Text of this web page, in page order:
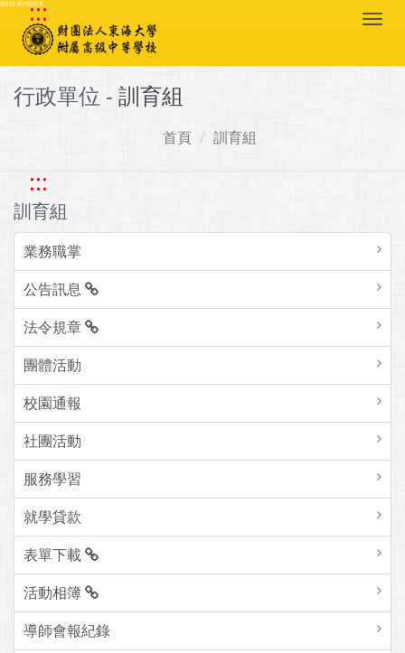
跳到主要內容區塊
:::
行政單位 - 訓育組
首頁 訓育組
:::
訓育組
業務職掌
公告訊息
法令規章
團體活動
校園通報
社團活動
服務學習
就學貸款
表單下載
活動相簿
導師會報紀錄